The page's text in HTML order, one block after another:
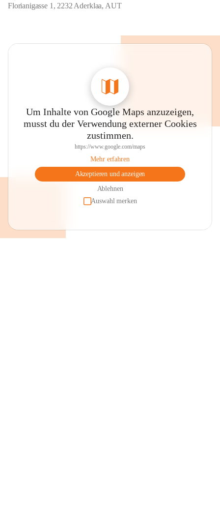
Florianigasse 1, 2232 Aderklaa, AUT
Um Inhalte von Google Maps anzuzeigen,
musst du der Verwendung externer Cookies
zustimmen.
https://www.google.com/maps
Mehr erfahren
Akzeptieren und anzeigen
Ablehnen
Auswahl merken